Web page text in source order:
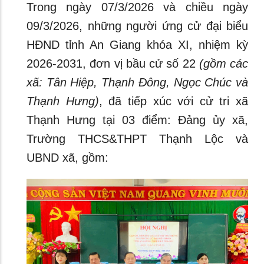
Trong ngày 07/3/2026 và chiều ngày
09/3/2026, những người ứng cử đại biểu
HĐND tỉnh An Giang khóa XI, nhiệm kỳ
2026-2031, đơn vị bầu cử số 22 (gồm các
xã: Tân Hiệp, Thạnh Đông, Ngọc Chúc và
Thạnh Hưng), đã tiếp xúc với cử tri xã
Thạnh Hưng tại 03 điểm: Đảng ủy xã,
Trường THCS&THPT Thạnh Lộc và
UBND xã, gồm: